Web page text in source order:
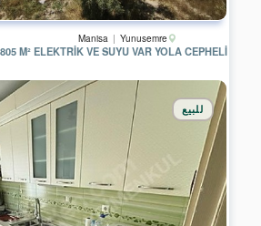
Manisa Yunusemre
للبيع